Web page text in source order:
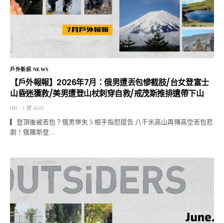
戶外新訊 NEWS
【戶外報報】2026年7月：俄男遭丟包慘截肢/台女登富士
山昏迷獲救/美男遭登山杖刺穿自救/戒茂斯推排遺帶下山
HH 1 週 AGO
▎登頂後被丟包？俄男慘失 5 根手指怒提告 八千米高山再傳高空丟包悲
劇！俄羅斯登…